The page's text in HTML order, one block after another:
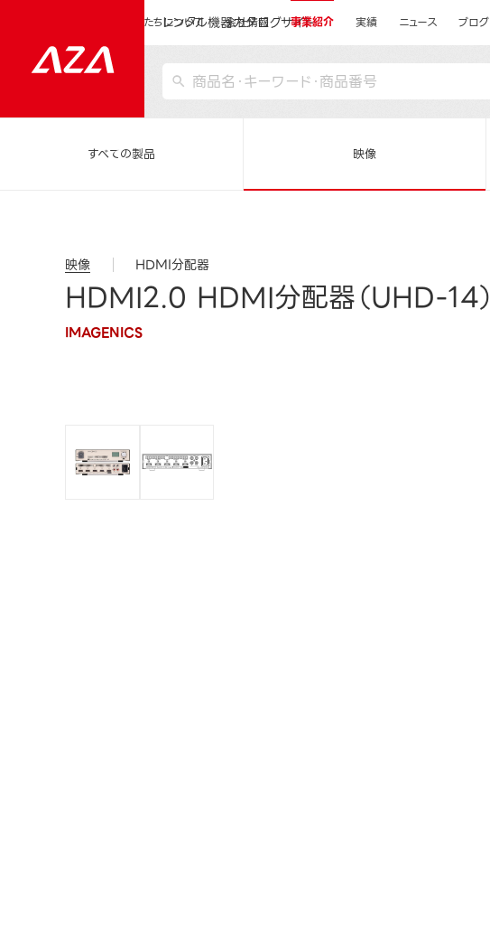
レンタル機器カタログサイト
私たちについて 会社情報 事業紹介 実績 ニュース ブログ
すべての製品 映像
映像 HDMI分配器
HDMI2.0 HDMI分配器（UHD-14）
IMAGENICS